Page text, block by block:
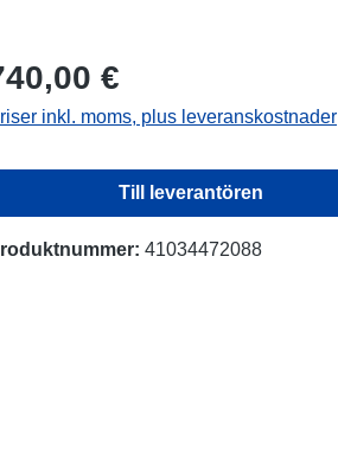
€
inkl. moms, plus leveranskostnader
Till leverantören
41034472088